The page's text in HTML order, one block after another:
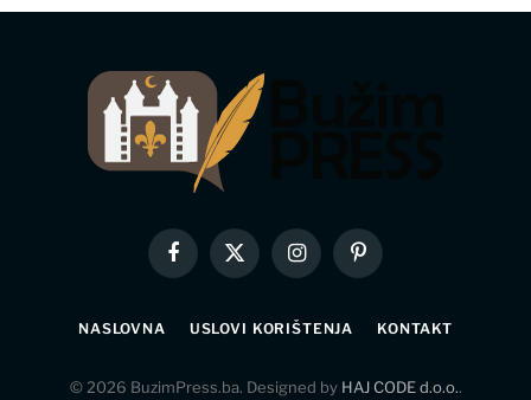
Facebook
X
(Twitter)
InstagramPinterest
NASLOVNA USLOVI KORIŠTENJA KONTAKT
© 2026 BuzimPress.ba. Designed by HAJ CODE d.o.o..